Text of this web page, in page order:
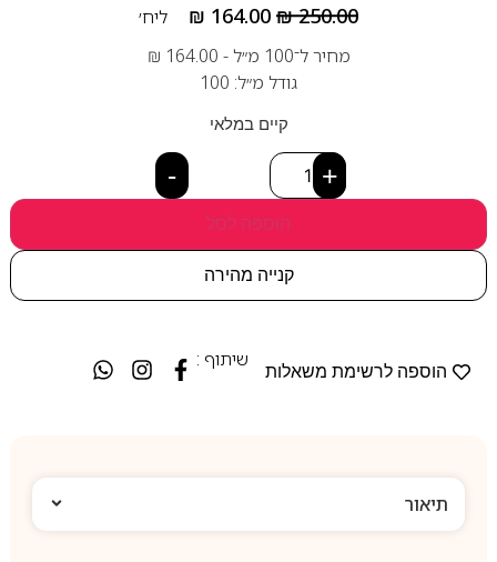
₪250.00
₪ 164.00
ליח׳
מחיר ל־100 מ״ל -
₪ 164.00
גודל מ״ל: 100
קיים במלאי
- +
הוספה לסל
קנייה מהירה
הוספה לרשימת משאלות
שיתוף :
תיאור